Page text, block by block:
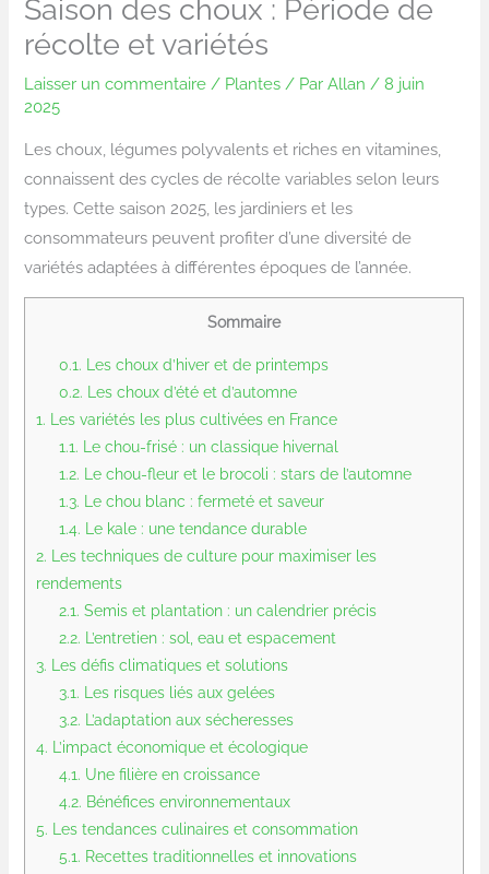
Saison des choux : Période de
récolte et variétés
Laisser un commentaire / Plantes / ParAllan /8 juin
2025
Les choux, légumes polyvalents et riches en vitamines,
connaissent des cycles de récolte variables selon leurs
types. Cette saison 2025, les jardiniers et les
consommateurs peuvent profiter d’une diversité de
variétés adaptées à différentes époques de l’année.
Sommaire
0.1. Les choux d’hiver et de printemps
0.2. Les choux d’été et d’automne
1. Les variétés les plus cultivées en France
1.1. Le chou-frisé : un classique hivernal
1.2. Le chou-fleur et le brocoli : stars de l’automne
1.3. Le chou blanc : fermeté et saveur
1.4. Le kale : une tendance durable
2. Les techniques de culture pour maximiser les
rendements
2.1. Semis et plantation : un calendrier précis
2.2. L’entretien : sol, eau et espacement
3. Les défis climatiques et solutions
3.1. Les risques liés aux gelées
3.2. L’adaptation aux sécheresses
4. L’impact économique et écologique
4.1. Une filière en croissance
4.2. Bénéfices environnementaux
5. Les tendances culinaires et consommation
5.1. Recettes traditionnelles et innovations